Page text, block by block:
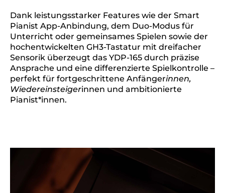
Dank leistungsstarker Features wie der Smart
Pianist App-Anbindung, dem Duo-Modus für
Unterricht oder gemeinsames Spielen sowie der
hochentwickelten GH3-Tastatur mit dreifacher
Sensorik überzeugt das YDP-165 durch präzise
Ansprache und eine differenzierte Spielkontrolle –
perfekt für fortgeschrittene Anfängerinnen,
Wiedereinsteigerinnen und ambitionierte
Pianist*innen.